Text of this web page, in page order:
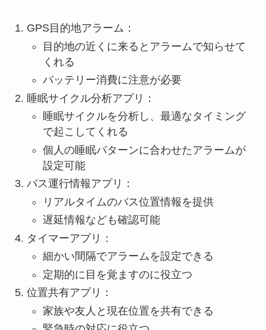
GPS目的地アラーム：
目的地の近くに来るとアラームで知らせて
くれる
バッテリー消費に注意が必要
睡眠サイクル分析アプリ：
睡眠サイクルを分析し、最適なタイミング
で起こしてくれる
個人の睡眠パターンに合わせたアラームが
設定可能
バス運行情報アプリ：
リアルタイムのバス位置情報を提供
遅延情報なども確認可能
タイマーアプリ：
細かい間隔でアラームを設定できる
定期的に目を覚ますのに役立つ
位置共有アプリ：
家族や友人と現在位置を共有できる